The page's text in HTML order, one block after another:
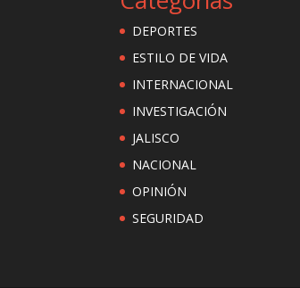
DEPORTES
ESTILO DE VIDA
INTERNACIONAL
INVESTIGACIÓN
JALISCO
NACIONAL
OPINIÓN
SEGURIDAD